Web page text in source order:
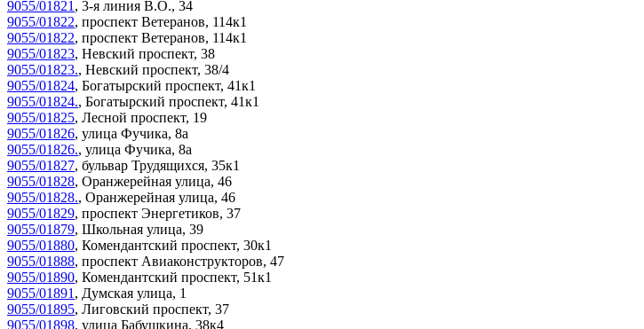
9055/01821 , 3-я линия В.О., 34
9055/01822, проспект Ветеранов, 114к1
9055/01822, проспект Ветеранов, 114к1
9055/01823, Невский проспект, 38
9055/01823., Невский проспект, 38/4
9055/01824, Богатырский проспект, 41к1
9055/01824., Богатырский проспект, 41к1
9055/01825, Лесной проспект, 19
9055/01826, улица Фучика, 8а
9055/01826., улица Фучика, 8а
9055/01827, бульвар Трудящихся, 35к1
9055/01828, Оранжерейная улица, 46
9055/01828., Оранжерейная улица, 46
9055/01829, проспект Энергетиков, 37
9055/01879, Школьная улица, 39
9055/01880, Комендантский проспект, 30к1
9055/01888, проспект Авиаконструкторов, 47
9055/01890, Комендантский проспект, 51к1
9055/01891 , Думская улица, 1
9055/01895, Лиговский проспект, 37
9055/01898, улица Бабушкина, 38к4